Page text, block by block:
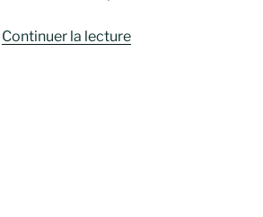
Continuer la lecturede